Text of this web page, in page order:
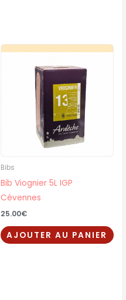
Bibs
Bib Viognier 5L IGP
Cévennes
25.00€
AJOUTER AU PANIER